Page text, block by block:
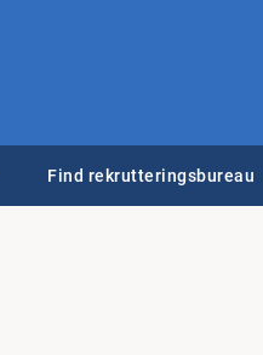
Find rekrutteringsbureau